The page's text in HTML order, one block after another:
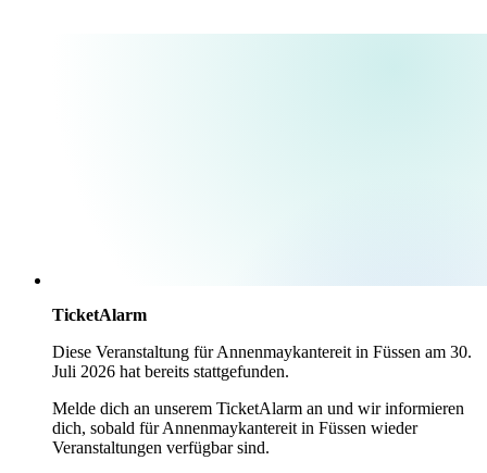
TicketAlarm
Diese Veranstaltung fürAnnenmaykantereit in Füssen am 30.
Juli 2026 hat bereits stattgefunden.
Melde dich an unserem TicketAlarm an und wir informieren
dich, sobald fürAnnenmaykantereit in Füssen wieder
Veranstaltungen verfügbar sind.